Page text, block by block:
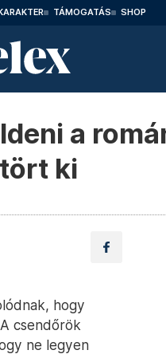
TÁMOGATÁS SHOP
a
ki
hogy
csendőrök
ne legyen